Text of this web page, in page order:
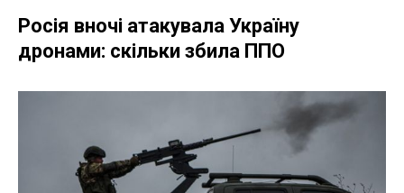
Росія вночі атакувала Україну
дронами: скільки збила ППО